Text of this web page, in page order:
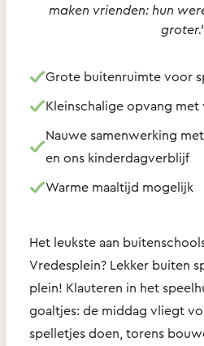
maken vrienden: hun
groter.’
Grote buitenruimte voor
Kleinschalige opvang met
Nauwe samenwerking
en ons kinderdagverblijf
Warme maaltijd mogelijk
Het leukste aan
Vredesplein? Lekker buiten
plein! Klauteren in het
goaltjes: de middag vliegt
spelletjes doen, torens